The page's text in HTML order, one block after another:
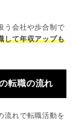
う会社や歩合制で
して年収アップも
転職の流れ
流れで転職活動を